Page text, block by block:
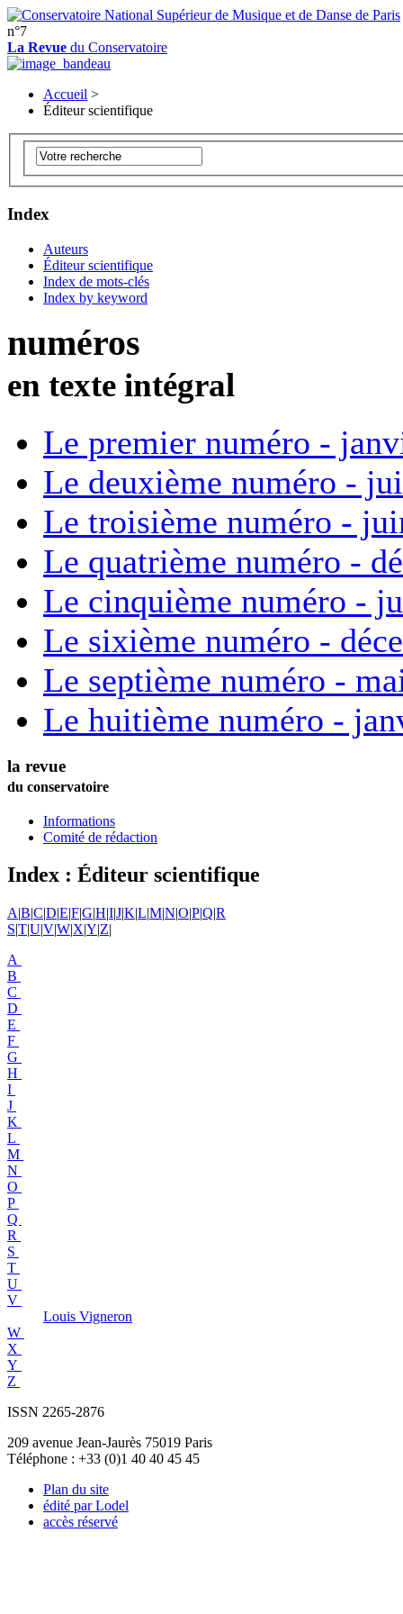
n°7
La Revue du Conservatoire
Accueil >
Éditeur scientifique
Index
Auteurs
Éditeur scientifique
Index de mots-clés
Index by keyword
numéros
en texte intégral
Le premier numéro -
Le deuxième numéro -
Le troisième numéro -
Le quatrième numéro -
Le cinquième numéro -
Le sixième numéro -
Le septième numéro -
Le huitième numéro -
la revue
du conservatoire
Informations
Comité de rédaction
Index : Éditeur scientifique
A|B|C|D|E|F|G|H|I|J|K|L|M|N|O|P|Q|R
S|T|U|V|W|X|Y|Z|
A
B
C
D
E
F
G
H
I
J
K
L
M
N
O
P
Q
R
S
T
U
V
Louis Vigneron
W
X
Y
Z
ISSN 2265-2876
209 avenue Jean-Jaurès 75019 Paris
Téléphone : +33 (0)1 40 40 45 45
Plan du site
édité par Lodel
accès réservé